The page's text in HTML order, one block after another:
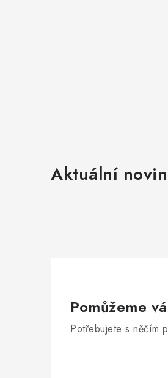
Aktuální
Pomůžeme
Potřebujete s něčím